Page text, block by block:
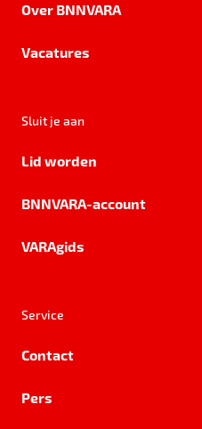
Over BNNVARA
Vacatures
Sluit je aan
Lid worden
BNNVARA-account
VARAgids
Service
Contact
Pers